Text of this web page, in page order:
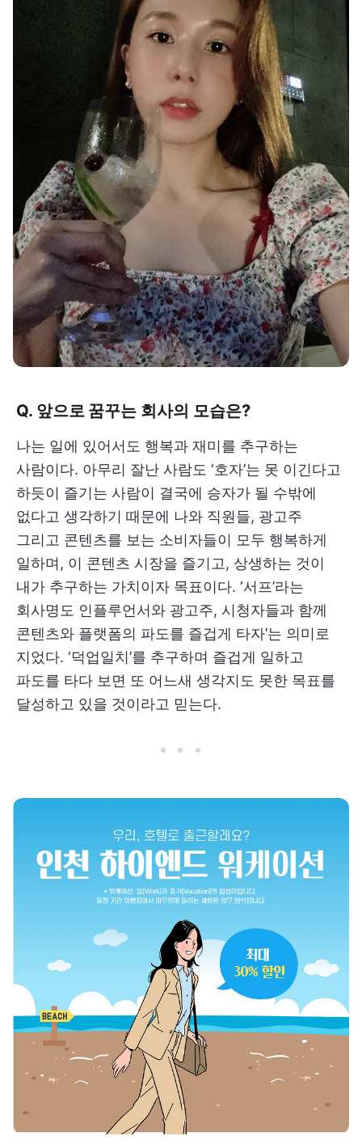
Q. 앞으로 꿈꾸는 회사의 모습은?
나는 일에 있어서도 행복과 재미를 추구하는
사람이다. 아무리 잘난 사람도 ‘호자’는 못 이긴다고
하듯이 즐기는 사람이 결국에 승자가 될 수밖에
없다고 생각하기 때문에 나와 직원들, 광고주
그리고 콘텐츠를 보는 소비자들이 모두 행복하게
일하며, 이 콘텐츠 시장을 즐기고, 상생하는 것이
내가 추구하는 가치이자 목표이다. ‘서프’라는
회사명도 인플루언서와 광고주, 시청자들과 함께
콘텐츠와 플랫폼의 파도를 즐겁게 타자’는 의미로
지었다. ‘덕업일치’를 추구하며 즐겁게 일하고
파도를 타다 보면 또 어느새 생각지도 못한 목표를
달성하고 있을 것이라고 믿는다.